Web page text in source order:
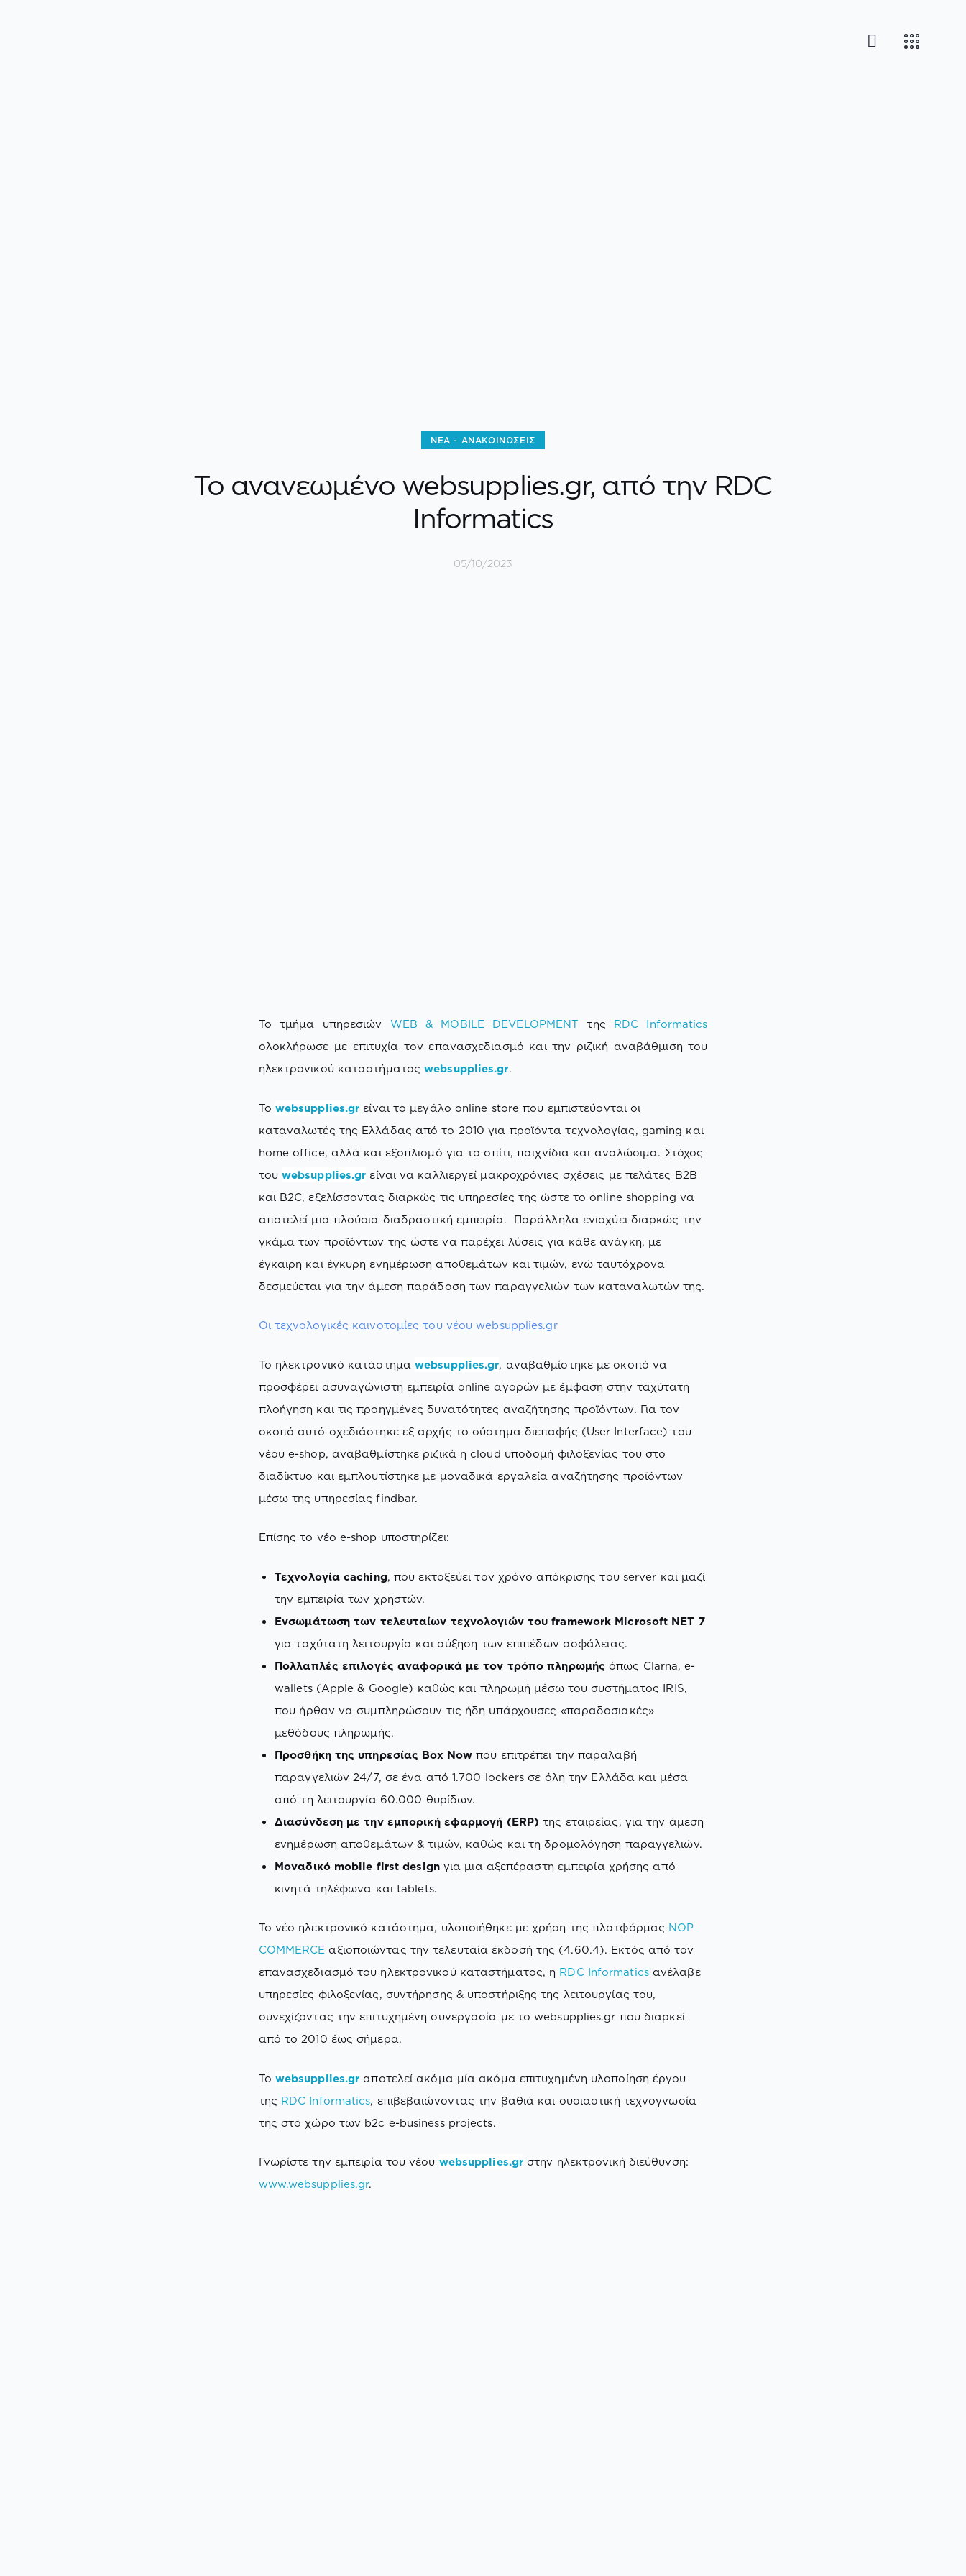
ΝΈΑ - ΑΝΑΚΟΙΝΏΣΕΙΣ
Το ανανεωμένο websupplies.gr, από την RDC
Informatics
05/10/2023
Το τμήμα υπηρεσιών WEB & MOBILE DEVELOPMENT της RDC Informatics
ολοκλήρωσε με επιτυχία τον επανασχεδιασμό και την ριζική αναβάθμιση του
ηλεκτρονικού καταστήματοςwebsupplies.gr.
Το websupplies.gr είναι το μεγάλο online store που εμπιστεύονται οι
καταναλωτές της Ελλάδας από το 2010 για προϊόντα τεχνολογίας, gaming και
home office, αλλά και εξοπλισμό για το σπίτι, παιχνίδια και αναλώσιμα. Στόχος
του websupplies.gr είναι να καλλιεργεί μακροχρόνιες σχέσεις με πελάτες B2B
και B2C, εξελίσσοντας διαρκώς τις υπηρεσίες της ώστε το online shopping να
αποτελεί μια πλούσια διαδραστική εμπειρία. Παράλληλα ενισχύει διαρκώς την
γκάμα των προϊόντων της ώστε να παρέχει λύσεις για κάθε ανάγκη, με
έγκαιρη και έγκυρη ενημέρωση αποθεμάτων και τιμών, ενώ ταυτόχρονα
δεσμεύεται για την άμεση παράδοση των παραγγελιών των καταναλωτών της.
Οι τεχνολογικές καινοτομίες του νέου websupplies.gr
Το ηλεκτρονικό κατάστημα websupplies.gr, αναβαθμίστηκε με σκοπό να
προσφέρει ασυναγώνιστη εμπειρία online αγορών με έμφαση στην ταχύτατη
πλοήγηση και τις προηγμένες δυνατότητες αναζήτησης προϊόντων. Για τον
σκοπό αυτό σχεδιάστηκε εξ αρχής το σύστημα διεπαφής (User Interface) του
νέου e-shop, αναβαθμίστηκε ριζικά η cloud υποδομή φιλοξενίας του στο
διαδίκτυο και εμπλουτίστηκε με μοναδικά εργαλεία αναζήτησης προϊόντων
μέσω της υπηρεσίας findbar.
Επίσης το νέο e-shop υποστηρίζει:
Τεχνολογία caching, που εκτοξεύει τον χρόνο απόκρισης του server και μαζί
την εμπειρία των χρηστών.
Ενσωμάτωση των τελευταίων τεχνολογιών του framework Microsoft NET 7
για ταχύτατη λειτουργία και αύξηση των επιπέδων ασφάλειας.
Πολλαπλές επιλογές αναφορικά με τον τρόπο πληρωμής όπως Clarna, e-
wallets (Apple & Google) καθώς και πληρωμή μέσω του συστήματος IRIS,
που ήρθαν να συμπληρώσουν τις ήδη υπάρχουσες «παραδοσιακές»
μεθόδους πληρωμής.
Προσθήκη της υπηρεσίας Box Nowπου επιτρέπει την παραλαβή
παραγγελιών 24/7, σε ένα από 1.700 lockers σε όλη την Ελλάδα και μέσα
από τη λειτουργία 60.000 θυρίδων.
Διασύνδεση με την εμπορική εφαρμογή (ERP) της εταιρείας, για την άμεση
ενημέρωση αποθεμάτων & τιμών, καθώς και τη δρομολόγηση παραγγελιών.
Μοναδικό mobile first designγια μια αξεπέραστη εμπειρία χρήσης από
κινητά τηλέφωνα και tablets.
Το νέο ηλεκτρονικό κατάστημα, υλοποιήθηκε με χρήση της πλατφόρμας NOP
COMMERCE αξιοποιώντας την τελευταία έκδοσή της (4.60.4). Εκτός από τον
επανασχεδιασμό του ηλεκτρονικού καταστήματος, η RDC Informaticsανέλαβε
υπηρεσίες φιλοξενίας, συντήρησης & υποστήριξης της λειτουργίας του,
συνεχίζοντας την επιτυχημένη συνεργασία με το websupplies.gr που διαρκεί
από το 2010 έως σήμερα.
Το websupplies.gr αποτελεί ακόμα μία ακόμα επιτυχημένη υλοποίηση έργου
της RDC Informatics, επιβεβαιώνοντας την βαθιά και ουσιαστική τεχνογνωσία
της στο χώρο των b2c e-business projects.
Γνωρίστε την εμπειρία του νέου websupplies.gr στην ηλεκτρονική διεύθυνση:
www.websupplies.gr.